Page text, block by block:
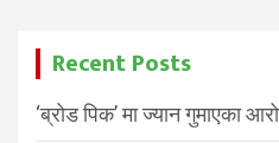
Recent Posts
‘ब्रोड पिक’ मा ज्यान गुमाएका